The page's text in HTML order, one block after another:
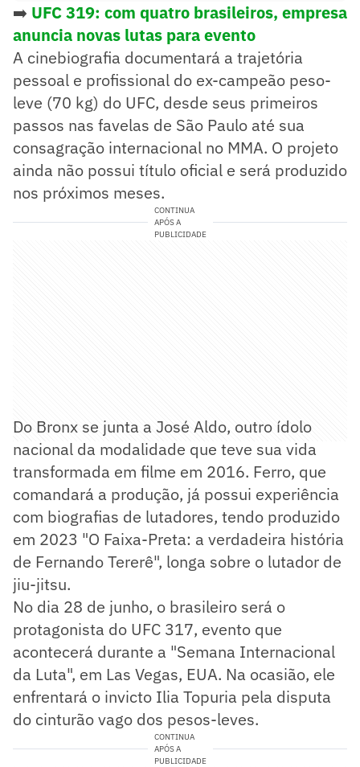
➡️ UFC 319: com quatro brasileiros, empresa
anuncia novas lutas para evento
A cinebiografia documentará a trajetória
pessoal e profissional do ex-campeão peso-
leve (70 kg) do UFC, desde seus primeiros
passos nas favelas de São Paulo até sua
consagração internacional no MMA. O projeto
ainda não possui título oficial e será produzido
nos próximos meses.
CONTINUA
APÓS A
PUBLICIDADE
Do Bronx se junta a José Aldo, outro ídolo
nacional da modalidade que teve sua vida
transformada em filme em 2016. Ferro, que
comandará a produção, já possui experiência
com biografias de lutadores, tendo produzido
em 2023 "O Faixa-Preta: a verdadeira história
de Fernando Tererê", longa sobre o lutador de
jiu-jitsu.
No dia 28 de junho, o brasileiro será o
protagonista do UFC 317, evento que
acontecerá durante a "Semana Internacional
da Luta", em Las Vegas, EUA. Na ocasião, ele
enfrentará o invicto Ilia Topuria pela disputa
do cinturão vago dos pesos-leves.
CONTINUA
APÓS A
PUBLICIDADE